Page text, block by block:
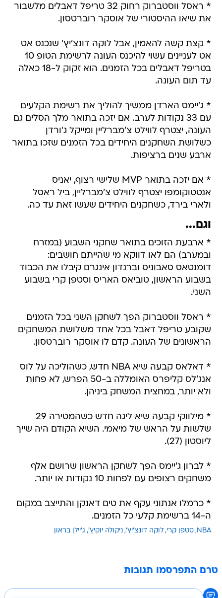
* ראסל ווסטברוק רחוק 32 טריפל דאבלים מלשבור
את שיאו ההיסטורי של אוסקר רוברטסון.
* קצת קשה להאמין, אבל לוקה דונצ'יץ' שנכנס אט
אט לעניינים עשוי להיכנס העונה לרשימת הטופ 10
בטריפל דאבלים בכל הזמנים. הוא זקוק ל-18 כאלה
עד תום העונה.
* ג'יימס הארדן ממשיך להוליך את רשימת הקלעים
עם 33 נקודות לערב. אם יזכה בתואר מלך הסלים גם
העונה, יצטרף לווילט צ'מברליין ומייקל ג'ורדן
כשלושת השחקנים היחידים בכל הזמנים שזכו בתואר
ארבע שנים ברציפות.
* אם יזכה בתואר MVP שלישי רצוף, יאניס
אנטטוקומפו יצטרף לווילט צ'מברליין, ביל ראסל
ולארי בירד, כשחקנים היחידים שעשו זאת עד כה.
וגם...
* ארבעת הזוכים בתואר שחקני השבוע (במזרח
ובמערב) הם לאו דווקא מי שהייתם חושבים:
דומנטאס סאבוניס וברנדון אינגרם קיבלו את הכבוד
בשבוע הראשון, טוביאס האריס וסטפן קרי בשבוע
השני.
* ראסל ווסטברוק הפך לשחקן השני בכל הזמנים
שקובע טריפל דאבל בכל אחד משלושת המשחקים
הראשונים של העונה. קדם לו אוסקר רוברטסון.
* דאלאס קבעה שיא NBA חדש, כשהוליכה על לוס
אנג'לס קליפרס האומללה ב-50 הפרש, לא פחות
ולא יותר, במחצית המשחק ביניהן.
* מילווקי קבעה שיא ליגה חדש כשהמטירה 29
שלשות על הראש של מיאמי. השיא הקודם היה שייך
ליוסטון (27).
* לברון ג'יימס הפך לשחקן הראשון שרושם אלף
משחקים רצופים עם לפחות 10 נקודות או יותר.
* כרמלו אנתוני עקף את טים דאנקן והתייצב במקום
ה-14 ברשימת קלעי כל הזמנים.
NBA סטפן קרי לוקה דונצ'יץ' ניקולה יוקיץ' ג'יילן בראון
טרם התפרסמו תגובות